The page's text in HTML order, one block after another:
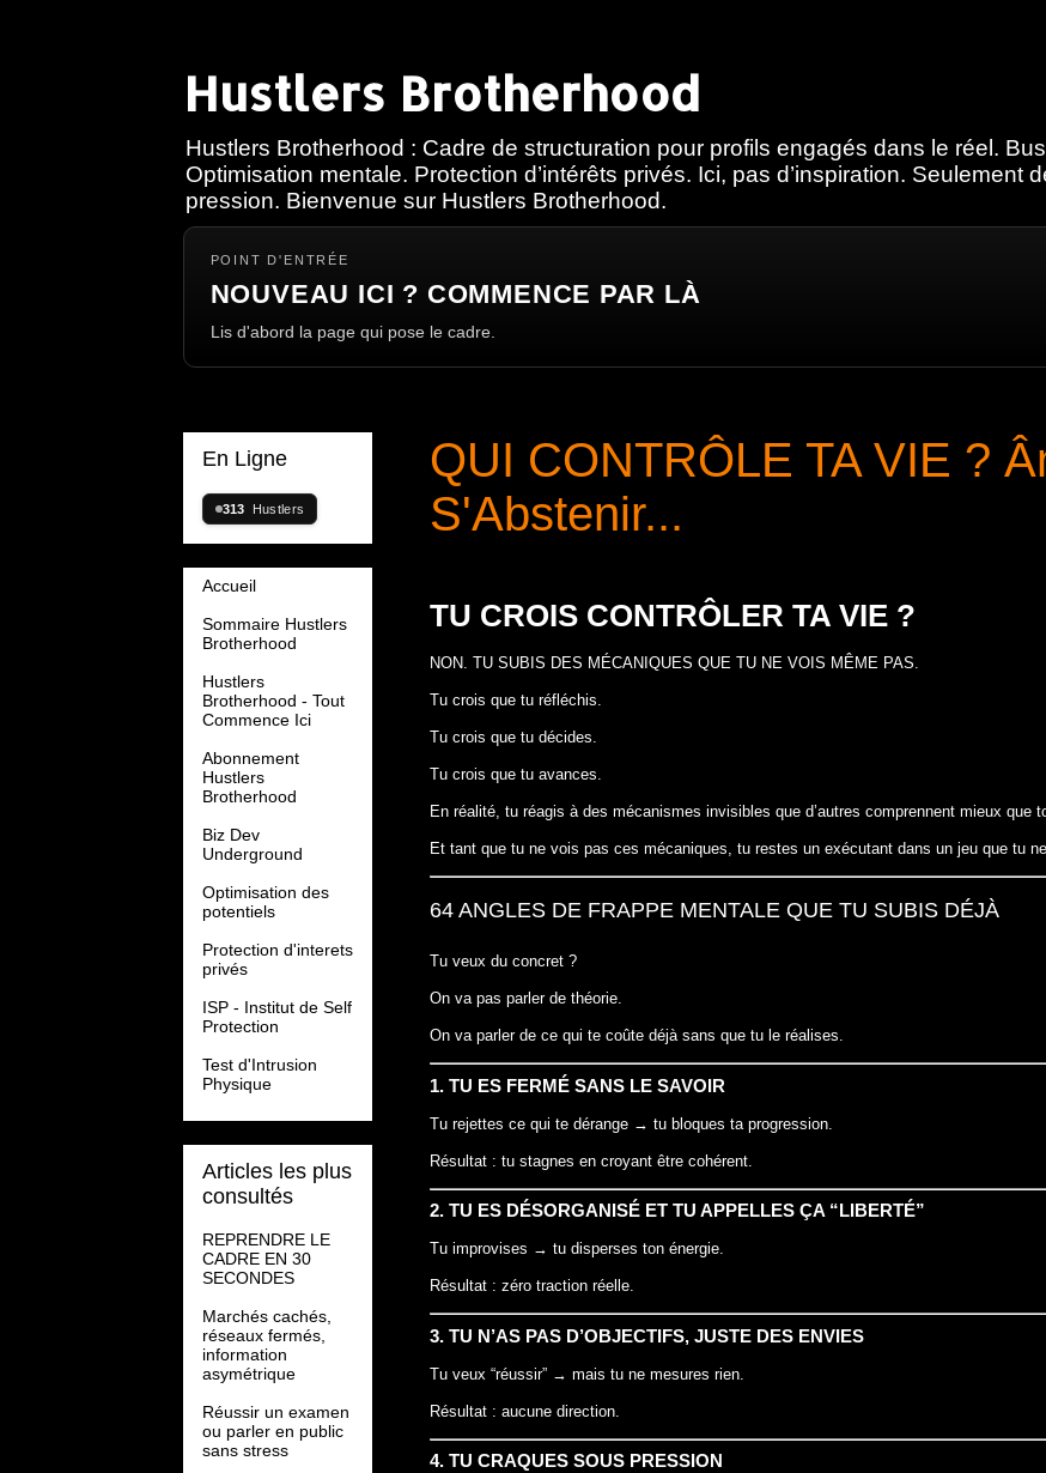
Hustlers Brotherhood
Hustlers Brotherhood : Cadre de structuration pour profils engagés dans le réel.
Optimisation mentale. Protection d’intérêts privés. Ici, pas d’inspiration. Seulement
pression. Bienvenue sur Hustlers Brotherhood.
POINT D'ENTRÉE
NOUVEAU ICI ? COMMENCE PAR LÀ
Lis d'abord la page qui pose le cadre.
QUI CONTRÔLE TA VIE ?
S'Abstenir...
TU CROIS CONTRÔLER TA VIE ?
NON. TU SUBIS DES MÉCANIQUES QUE TU NE VOIS MÊME PAS.
Tu crois que tu réfléchis.
Tu crois que tu décides.
Tu crois que tu avances.
En réalité, tu réagis à des mécanismes invisibles que d’autres comprennent mieux que
Et tant que tu ne vois pas ces mécaniques, tu restes un exécutant dans un jeu que tu
64 ANGLES DE FRAPPE MENTALE QUE TU SUBIS DÉJÀ
Tu veux du concret ?
On va pas parler de théorie.
On va parler de ce qui te coûte déjà sans que tu le réalises.
1. TU ES FERMÉ SANS LE SAVOIR
Tu rejettes ce qui te dérange → tu bloques ta progression.
Résultat : tu stagnes en croyant être cohérent.
2. TU ES DÉSORGANISÉ ET TU APPELLES ÇA “LIBERTÉ”
Tu improvises → tu disperses ton énergie.
Résultat : zéro traction réelle.
3. TU N’AS PAS D’OBJECTIFS, JUSTE DES ENVIES
Tu veux “réussir” → mais tu ne mesures rien.
Résultat : aucune direction.
4. TU CRAQUES SOUS PRESSION
En Ligne
313 Hustlers
Accueil
Sommaire Hustlers
Brotherhood
Hustlers
Brotherhood - Tout
Commence Ici
Abonnement
Hustlers
Brotherhood
Biz Dev
Underground
Optimisation des
potentiels
Protection d'interets
privés
ISP - Institut de Self
Protection
Test d'Intrusion
Physique
Articles les plus
consultés
REPRENDRE LE
CADRE EN 30
SECONDES
Marchés cachés,
réseaux fermés,
information
asymétrique
Réussir un examen
ou parler en public
sans stress